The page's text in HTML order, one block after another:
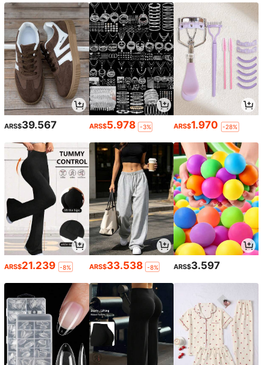
ARS$39.567 ARS$5.978 -3% ARS$1.970 -28%
ARS$21.239 -8% ARS$33.538 -8% ARS$3.597